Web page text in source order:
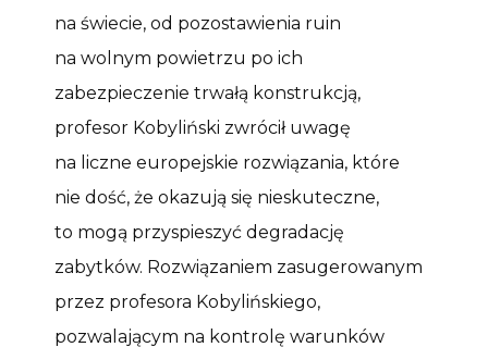
na świecie, od pozostawienia ruin
na wolnym powietrzu po ich
zabezpieczenie trwałą konstrukcją,
profesor Kobyliński zwrócił uwagę
na liczne europejskie rozwiązania, które
nie dość, że okazują się nieskuteczne,
to mogą przyspieszyć degradację
zabytków. Rozwiązaniem zasugerowanym
przez profesora Kobylińskiego,
pozwalającym na kontrolę warunków